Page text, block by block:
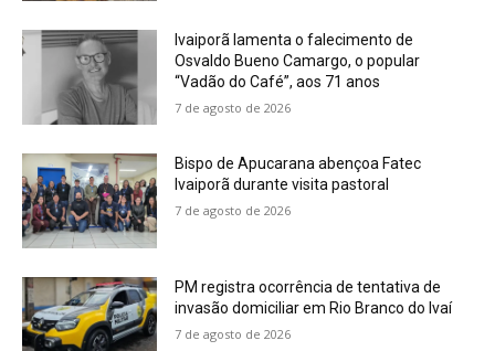
Ivaiporã lamenta o falecimento de
Osvaldo Bueno Camargo, o popular
“Vadão do Café”, aos 71 anos
7 de agosto de 2026
Bispo de Apucarana abençoa Fatec
Ivaiporã durante visita pastoral
7 de agosto de 2026
PM registra ocorrência de tentativa de
invasão domiciliar em Rio Branco do Ivaí
7 de agosto de 2026